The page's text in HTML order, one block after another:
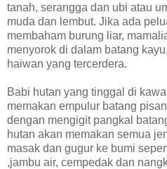
tanah, serangga dan ubi atau
muda dan lembut. Jika ada
membaham burung liar,
menyorok di dalam batang
haiwan yang tercerdera.
Babi hutan yang tinggal di
memakan empulur batang
dengan mengigit pangkal
hutan akan memakan semua
masak dan gugur ke bumi
,jambu air, cempedak dan